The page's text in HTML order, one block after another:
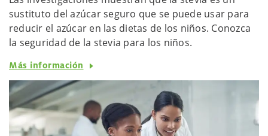
sustituto del azúcar seguro que se puede usar para
reducir el azúcar en las dietas de los niños. Conozca
la seguridad de la stevia para los niños.
Más información